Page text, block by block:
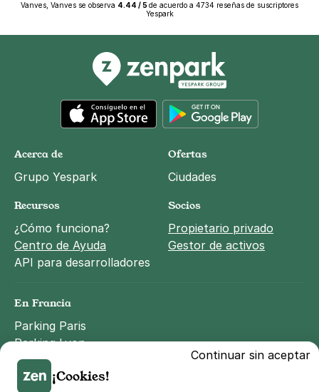
Vanves, Vanves se observa 4.44 /5de acuerdo a 4734 reseñas de suscriptores
Yespark
Acerca de
Grupo Yespark
Ofertas
Ciudades
Socios
Propietario privado
Gestor de activos
Recursos
¿Cómo funciona?
Centro de Ayuda
API para desarrolladores
En Francia
Parking Paris
Parking Lyon
Parking Marseille
Parking Toulouse
Continuar sin aceptar
¡Cookies!